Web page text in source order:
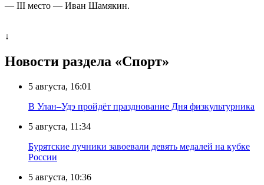
— III место — Иван Шамякин.
↓
Новости раздела «Cпорт»
5 августа, 16:01
В Улан–Удэ пройдёт празднование Дня физкультурника
5 августа, 11:34
Бурятские лучники завоевали девять медалей на кубке
России
5 августа, 10:36